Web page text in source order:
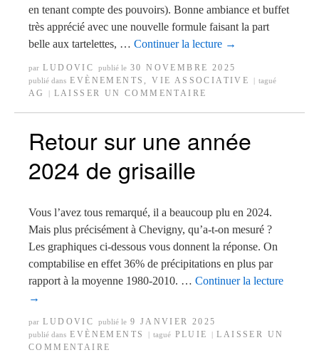
en tenant compte des pouvoirs). Bonne ambiance et buffet
très apprécié avec une nouvelle formule faisant la part
belle aux tartelettes, … Continuer la lecture →
par LUDOVIC publié le 30 NOVEMBRE 2025
publié dans EVÈNEMENTS ,VIE ASSOCIATIVE tagué
AG LAISSER UN COMMENTAIRE
Retour sur une année
2024 de grisaille
Vous l’avez tous remarqué, il a beaucoup plu en 2024.
Mais plus précisément à Chevigny, qu’a-t-on mesuré ?
Les graphiques ci-dessous vous donnent la réponse. On
comptabilise en effet 36% de précipitations en plus par
rapport à la moyenne 1980-2010. … Continuer la lecture
→
par LUDOVIC publié le 9 JANVIER 2025
publié dans EVÈNEMENTS tagué PLUIE
LAISSER UN
COMMENTAIRE